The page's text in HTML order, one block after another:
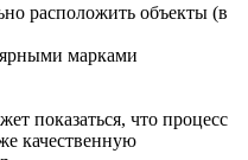
расположить объекты (в
марками
показаться, что процесс
качественную